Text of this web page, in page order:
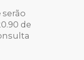
serão
de